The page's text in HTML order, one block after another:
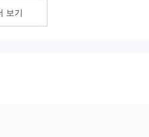
유한 최소 예치금 요구 사항, 레버리지
게 검토하는 것이 중요합니다. 보너스
보기